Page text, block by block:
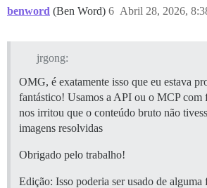
benword (Ben Word) Abril 28, 2026,
6
jrgong:
OMG, é exatamente isso que eu estava
fantástico! Usamos a API ou o MCP com
nos irritou que o conteúdo bruto não
imagens resolvidas
Obrigado pelo trabalho!
Edição: Isso poderia ser usado de alguma